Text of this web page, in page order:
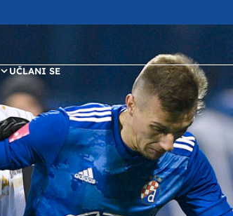
UČLANI SE